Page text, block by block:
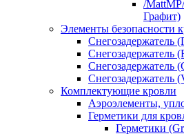
/
Графит)
Элементы безопасности
Снегозадержатель
Снегозадержатель
Снегозадержатель
Снегозадержатель
Комплектующие кровли
Аэроэлементы,
Герметики для
Герметики